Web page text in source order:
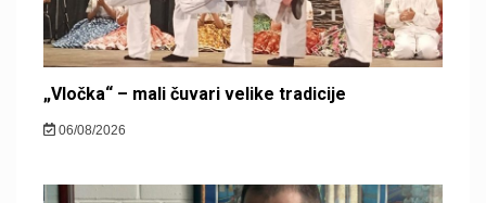
„Vločka“ – mali čuvari velike tradicije
06/08/2026